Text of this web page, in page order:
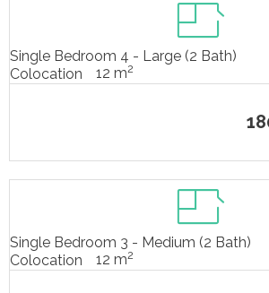
Single Bedroom 4 - Large (2 Bath)
Colocation
12 m2
Single Bedroom 3 - Medium (2 Bath)
Colocation
12 m2